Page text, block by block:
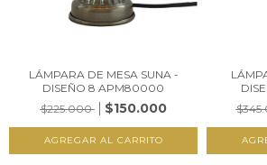
LÁMPARA DE MESA SUNA -
DISEÑO 8 APM80000
$225.000
$150.000